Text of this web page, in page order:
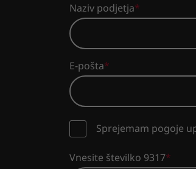
Naziv podjetja
E-pošta
Sprejemam pogoje
Vnesite številko 9317